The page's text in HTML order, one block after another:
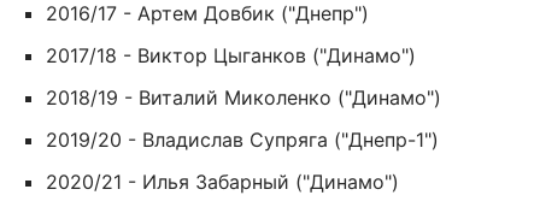
2016/17 - Артем Довбик ("Днепр")
2017/18 - Виктор Цыганков ("Динамо")
2018/19 - Виталий Миколенко ("Динамо")
2019/20 - Владислав Супряга ("Днепр-1")
2020/21 - Илья Забарный ("Динамо")